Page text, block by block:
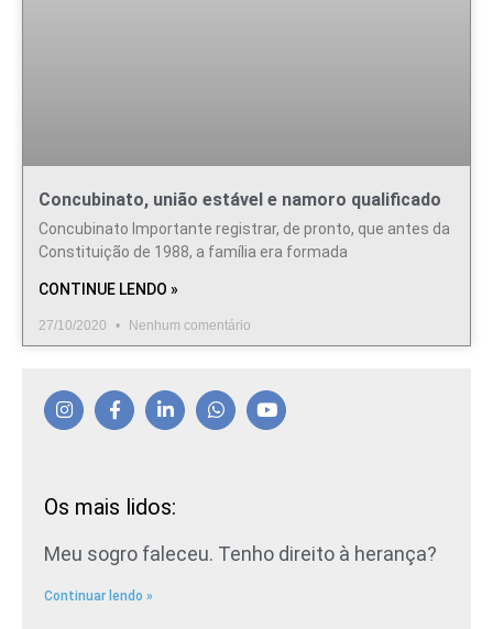
Concubinato, união estável e namoro qualificado
Concubinato Importante registrar, de pronto, que antes da
Constituição de 1988, a família era formada
CONTINUE LENDO »
27/10/2020 Nenhum comentário
Os mais lidos:
Meu sogro faleceu. Tenho direito à herança?
Continuar lendo »